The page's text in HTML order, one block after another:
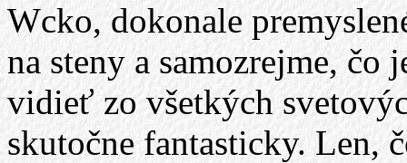
Wcko, dokonale
na steny a samozrejme, čo
vidieť zo všetkých
skutočne fantasticky. Len,